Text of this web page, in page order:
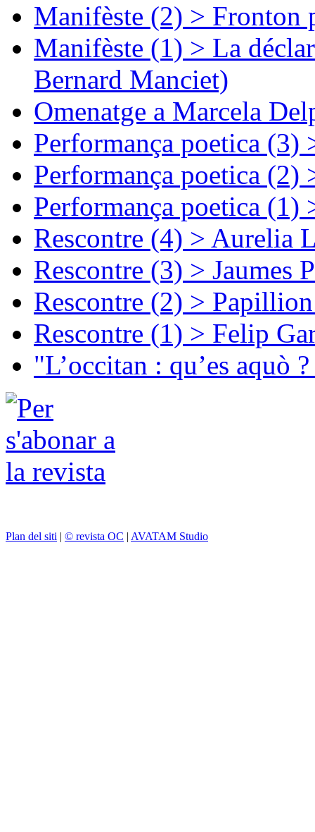
Manifèste (2) > Fronton
Manifèste (1) > La
Bernard Manciet)
Omenatge a Marcela
Performança poetica (3)
Performança poetica (2)
Performança poetica (1)
Rescontre (4) > Aurelia
Rescontre (3) > Jaumes
Rescontre (2) >
Rescontre (1) > Felip
"L’occitan : qu’es aquò
Plan del siti | © revista OC | AVATAM Studio